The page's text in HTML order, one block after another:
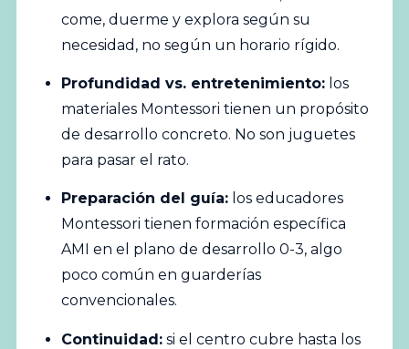
come, duerme y explora según su
necesidad, no según un horario rígido.
Profundidad vs. entretenimiento: los
materiales Montessori tienen un propósito
de desarrollo concreto. No son juguetes
para pasar el rato.
Preparación del guía: los educadores
Montessori tienen formación específica
AMI en el plano de desarrollo 0-3, algo
poco común en guarderías
convencionales.
Continuidad: si el centro cubre hasta los